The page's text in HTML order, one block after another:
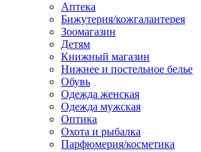
Аптека
Бижутерия/кожгалантерея
Зоомагазин
Детям
Книжный магазин
Нижнее и постельное белье
Обувь
Одежда женская
Одежда мужская
Оптика
Охота и рыбалка
Парфюмерия/косметика